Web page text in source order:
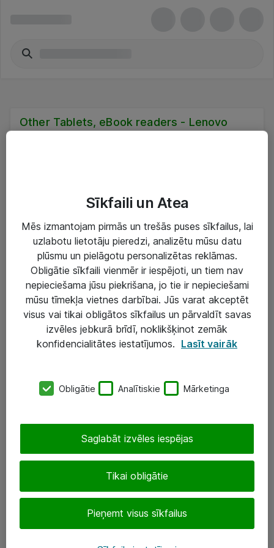
Other Tablets, eBook readers - Lenovo
Lenovo
Risinājumi & Pakalpojumi
IT serviss un atbalsts
Darba vietu IT risinājumi
SIA „ATEA”
eShop@atea.lv
Sīkfaili un Atea
Mēs izmantojam pirmās un trešās puses sīkfailus, lai
uzlabotu lietotāju pieredzi, analizētu mūsu datu
plūsmu un pielāgotu personalizētas reklāmas.
Obligātie sīkfaili vienmēr ir iespējoti, un tiem nav
nepieciešama jūsu piekrišana, jo tie ir nepieciešami
mūsu tīmekļa vietnes darbībai. Jūs varat akceptēt
visus vai tikai obligātos sīkfailus un pārvaldīt savas
izvēles jebkurā brīdī, noklikšķinot zemāk
konfidencialitātes iestatījumos. Lasīt vairāk
Obligātie Analītiskie Mārketinga
Tikai obligātie
Pieņemt visus sīkfailus
Saglabāt izvēles iespējas